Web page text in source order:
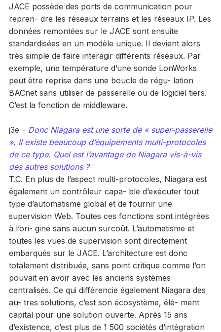
JACE possède des ports de communication pour
repren- dre les réseaux terrains et les réseaux IP. Les
données remontées sur le JACE sont ensuite
standardisées en un modèle unique. Il devient alors
très simple de faire interagir différents réseaux. Par
exemple, une température d’une sonde LonWorks
peut être reprise dans une boucle de régu- lation
BACnet sans utiliser de passerelle ou de logiciel tiers.
C’est la fonction de middleware.
j3e – Donc Niagara est une sorte de « super-passerelle
». Il existe beaucoup d’équipements multi-protocoles
de ce type. Quel est l’avantage de Niagara vis-à-vis
des autres solutions ?
T.C. En plus de l’aspect multi-protocoles, Niagara est
également un contrôleur capa- ble d’exécuter tout
type d’automatisme global et de fournir une
supervision Web. Toutes ces fonctions sont intégrées
à l’ori- gine sans aucun surcoût. L’automatisme et
toutes les vues de supervision sont directement
embarqués sur le JACE. L’architecture est donc
totalement distribuée, sans point critique comme l’on
pouvait en avoir avec les anciens systèmes
centralisés. Ce qui différencie également Niagara des
au- tres solutions, c’est son écosystème, élé- ment
capital pour une solution ouverte. Après 15 ans
d’existence, c’est plus de 1 500 sociétés d’intégration